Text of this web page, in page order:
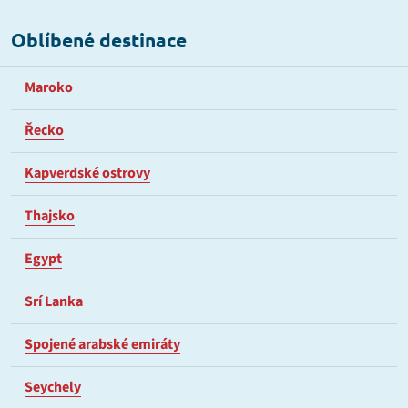
Oblíbené destinace
Maroko
Řecko
Kapverdské ostrovy
Thajsko
Egypt
Srí Lanka
Spojené arabské emiráty
Seychely